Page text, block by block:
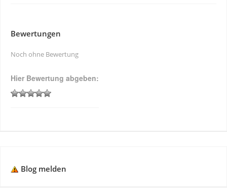
Bewertungen
Noch ohne Bewertung
Hier Bewertung abgeben:
Blog melden